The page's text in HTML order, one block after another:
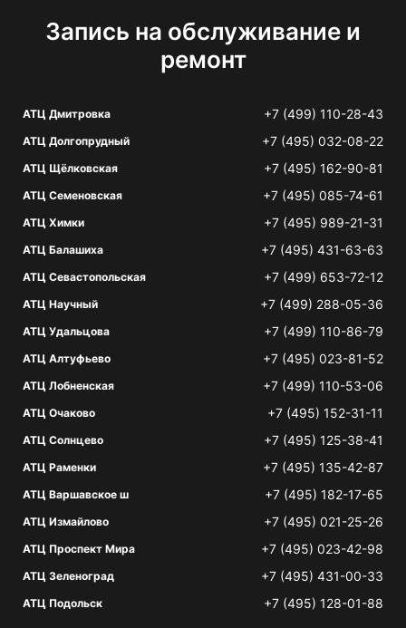
Запись на обслуживание и
ремонт
АТЦ Дмитровка +7 (499) 110-28-43
АТЦ Долгопрудный +7 (495) 032-08-22
АТЦ Щёлковская +7 (495) 162-90-81
АТЦ Семеновская +7 (495) 085-74-61
АТЦ Химки +7 (495) 989-21-31
АТЦ Балашиха +7 (495) 431-63-63
АТЦ Севастопольская +7 (499) 653-72-12
АТЦ Научный +7 (499) 288-05-36
АТЦ Удальцова +7 (499) 110-86-79
АТЦ Алтуфьево +7 (495) 023-81-52
АТЦ Лобненская +7 (499) 110-53-06
АТЦ Очаково +7 (495) 152-31-11
АТЦ Солнцево +7 (495) 125-38-41
АТЦ Раменки +7 (495) 135-42-87
АТЦ Варшавское ш +7 (495) 182-17-65
АТЦ Измайлово +7 (495) 021-25-26
АТЦ Проспект Мира +7 (495) 023-42-98
АТЦ Зеленоград +7 (495) 431-00-33
АТЦ Подольск +7 (495) 128-01-88